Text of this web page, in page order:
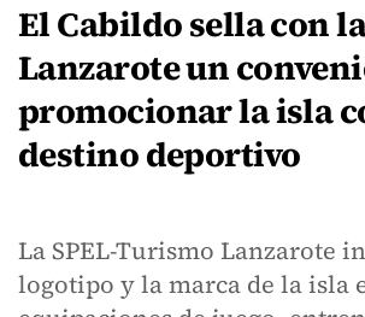
El Cabildo sella con
Lanzarote un
promocionar la isla
destino deportivo
La SPEL-Turismo Lanzarote
logotipo y la marca de la isla